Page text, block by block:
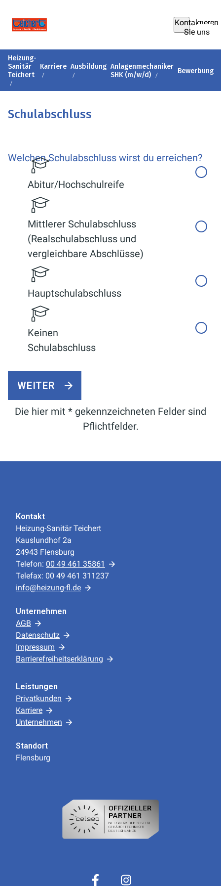
Kontaktieren
Sie uns
Heizung-
Sanitär
Teichert
Karriere Ausbildung Anlagenmechaniker
SHK (m/w/d)
Bewerbung
Schulabschluss
Welchen Schulabschluss wirst du erreichen?
Abitur/Hochschulreife
Mittlerer Schulabschluss
(Realschulabschluss und
vergleichbare Abschlüsse)
Hauptschulabschluss
Keinen
Schulabschluss
WEITER
Die hier mit * gekennzeichneten Felder sind
Pflichtfelder.
Kontakt
Heizung-Sanitär Teichert
Kauslundhof 2a
24943 Flensburg
Telefon: 00 49 461 35861
Telefax: 00 49 461 311237
info@heizung-fl.de
Unternehmen
AGB
Datenschutz
Impressum
Barrierefreiheitserklärung
Leistungen
Privatkunden
Karriere
Unternehmen
Standort
Flensburg